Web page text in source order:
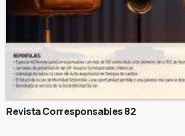
Revista Corresponsables 82